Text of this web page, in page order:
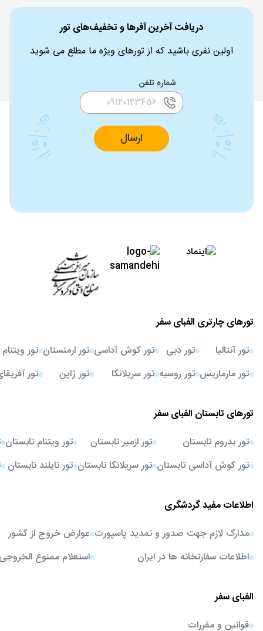
دریافت آخرین آفرها و تخفیف‌های تور
اولین نفری باشید که از تورهای ویژه ما مطلع می شوید
شماره تلفن
ارسال
تورهای چارتری الفبای سفر
تور آنتالیا
تور مارماریس
تور دبی
تور روسیه
تور کوش آداسی
تور سریلانکا
تور ارمنستان
تور ژاپن
تور ویتنام
تور
تورهای تابستان الفبای سفر
تور بدروم تابستان
تور کوش آداسی تابستان
تور ازمیر تابستان
تور سریلانکا تابستان
تور ویتنام تابستان
تور تایلند تابستان
اطلاعات مفید گردشگری
مدارک لازم جهت صدور و تمدید پاسپورت
اطلاعات سفارتخانه ها در ایران
عوارض خروج از کشور
استعلام ممنوع
الفبای سفر
قوانین و مقررات